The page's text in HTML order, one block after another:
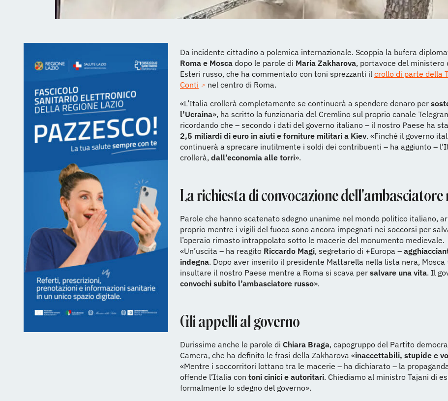
Da incidente cittadino a polemica internazionale. Scoppia la bufera
Roma e Mosca dopo le parole di Maria Zakharova, portavoce del ministero
Esteri russo, che ha commentato con toni sprezzanti il crollo di parte della
Conti
nel centro di Roma.
«L’Italia crollerà completamente se continuerà a spendere denaro per
l’Ucraina», ha scritto la funzionaria del Cremlino sul proprio canale
ricordando che – secondo i dati del governo italiano – il nostro Paese ha
2,5 miliardi di euro in aiuti e forniture militari a Kiev. «Finché il governo
continuerà a sprecare inutilmente i soldi dei contribuenti – ha aggiunto –
crollerà, dall’economia alle torri».
La richiesta di convocazione dell'ambasciatore
Parole che hanno scatenato sdegno unanime nel mondo politico italiano,
proprio mentre i vigili del fuoco sono ancora impegnati nei soccorsi per
l’operaio rimasto intrappolato sotto le macerie del monumento medievale.
«Un’uscita – ha reagito Riccardo Magi, segretario di +Europa –
indegna. Dopo aver inserito il presidente Mattarella nella lista nera, Mosca
insultare il nostro Paese mentre a Roma si scava per salvare una vita. Il
convochi subito l’ambasciatore russo».
Gli appelli al governo
Durissime anche le parole di Chiara Braga, capogruppo del Partito
Camera, che ha definito le frasi della Zakharova «inaccettabili, stupide e
«Mentre i soccorritori lottano tra le macerie – ha dichiarato – la
offende l’Italia con toni cinici e autoritari. Chiediamo al ministro Tajani di
formalmente lo sdegno del governo».